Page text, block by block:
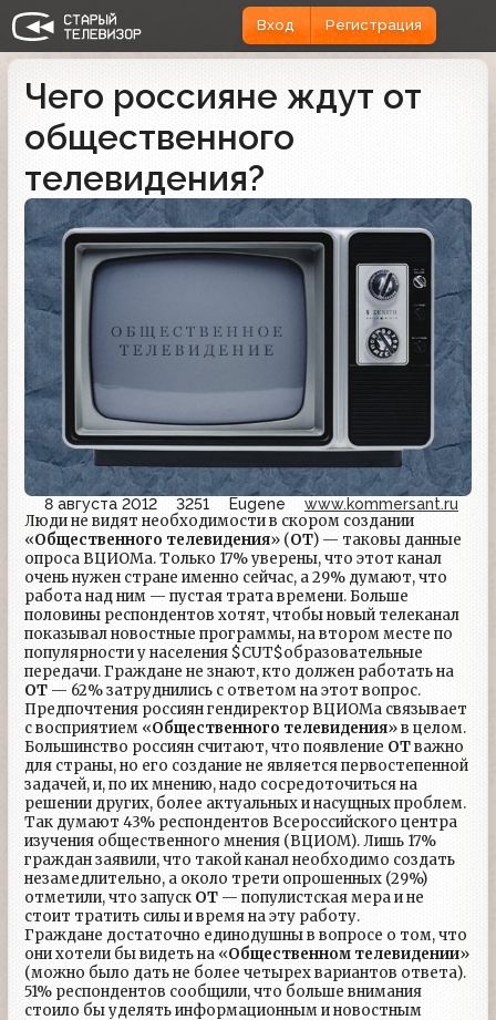
Вход Регистрация
Чего россияне ждут от
общественного
телевидения?
8 августа 2012 3251 Eugene www.kommersant.ru
Люди не видят необходимости в скором создании
«Общественного телевидения» (ОТ) — таковы данные
опроса ВЦИОМа. Только 17% уверены, что этот канал
очень нужен стране именно сейчас, а 29% думают, что
работа над ним — пустая трата времени. Больше
половины респондентов хотят, чтобы новый телеканал
показывал новостные программы, на втором месте по
популярности у населения $CUT$образовательные
передачи. Граждане не знают, кто должен работать на
ОТ — 62% затруднились с ответом на этот вопрос.
Предпочтения россиян гендиректор ВЦИОМа связывает
с восприятием «Общественного телевидения» в целом.
Большинство россиян считают, что появление ОТважно
для страны, но его создание не является первостепенной
задачей, и, по их мнению, надо сосредоточиться на
решении других, более актуальных и насущных проблем.
Так думают 43% респондентов Всероссийского центра
изучения общественного мнения (ВЦИОМ). Лишь 17%
граждан заявили, что такой канал необходимо создать
незамедлительно, а около трети опрошенных (29%)
отметили, что запуск ОТ — популистская мера и не
стоит тратить силы и время на эту работу.
Граждане достаточно единодушны в вопросе о том, что
они хотели бы видеть на «Общественном телевидении»
(можно было дать не более четырех вариантов ответа).
51% респондентов сообщили, что больше внимания
стоило бы уделять информационным и новостным